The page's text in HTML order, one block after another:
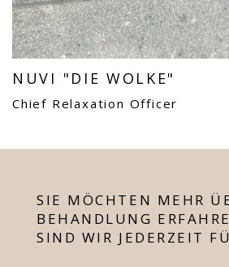
NUVI "DIE WOLKE"
Chief Relaxation Officer
SIE MÖCHTEN MEHR
BEHANDLUNG
SIND WIR JEDERZEIT